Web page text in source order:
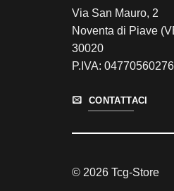
Via San Mauro, 2
Noventa di Piave
30020
P.IVA: 04770560276
CONTATTACI
© 2026 Tcg-Store